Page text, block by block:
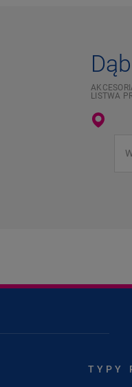
LISTWA
TYPY